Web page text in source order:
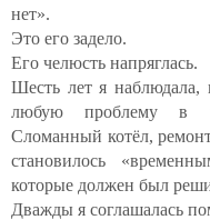
нет».
Это его задело.
Его челюсть напряглась.
Шесть лет я наблюдала,
любую проблему в
Сломанный котёл,
становилось
которые должен был
Дважды я соглашалась